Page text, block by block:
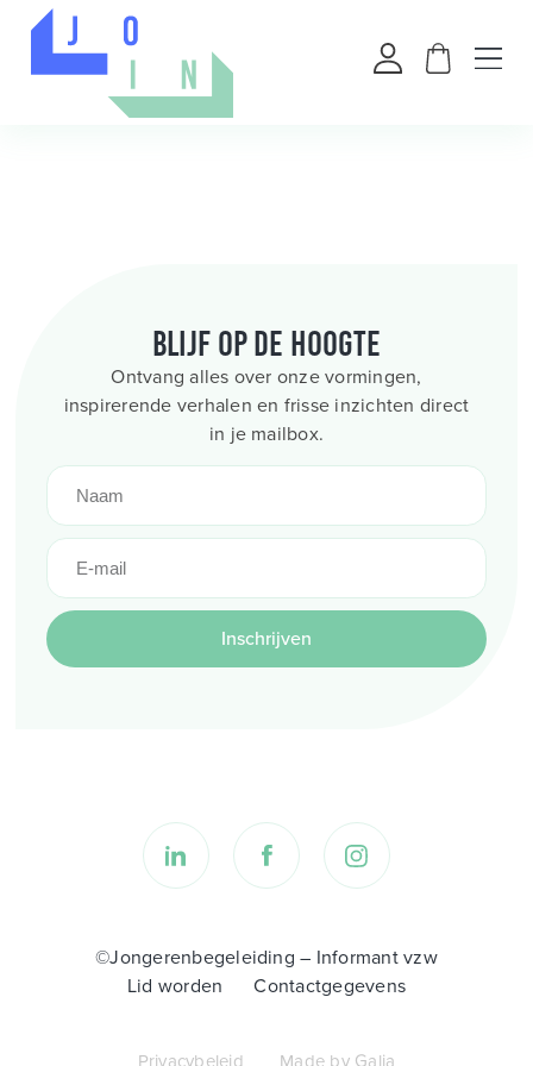
Blijf op de hoogte
Ontvang alles over onze vormingen,
inspirerende verhalen en frisse inzichten direct
in je mailbox.
Inschrijven
©Jongerenbegeleiding – Informant vzw
Lid worden
Contactgegevens